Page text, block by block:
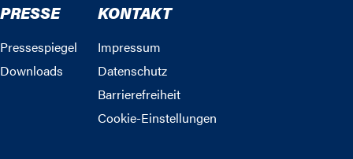
PRESSE
Pressespiegel
Downloads
KONTAKT
Impressum
Datenschutz
Barrierefreiheit
Cookie-Einstellungen